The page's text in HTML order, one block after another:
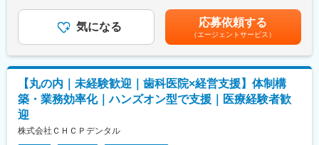
◎Slack、Notion、GitHub、Google Workspace等を活用。リモー
トでの情報共有・プロジェクト推進を実施。
変更の範囲：会社の定める業務
践する
■当社の特徴：
韓国セルトリオングループは、韓国株式市場KOSPIに上市してい
るバイオ医薬品を開発・製造する企業の中で、常に時価総額が
です。
残業手当＞有＜給与補足＞※年収は経験に応じて決定します。年収
には営業手当を含みます。※固定残業代は、時間外労働の有無に関
わらず40時間分が付きます。※別途営業日当支給（2,000円/日）賃
金はあくまでも目安の金額であり、選考を通じて上下する可能性
があります。月給(月額)は固定手当を含めた表記です。
気になる 応募依頼する
（エージェントサービス）
【丸の内｜未経験歓迎｜歯科医院×経営支援】体制構
築・業務効率化｜ハンズオン型で支援｜医療経験者歓
迎
株式会社ＣＨＣＰデンタル